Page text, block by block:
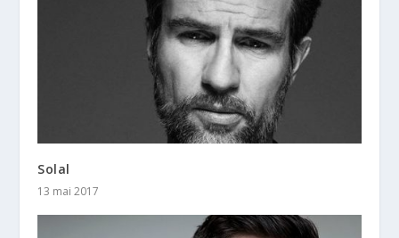
Solal
13 mai 2017